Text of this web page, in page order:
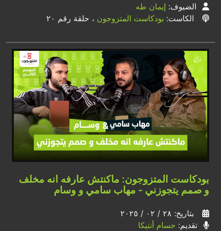
الضيوف: إيمان طه
الكاست: بودكاست المتزوجون ، حلقة رقم ٢٠
بودكاست المتزوجون: ماكنتش عارفه انه مخلف
و صمم يتجوزني - مهاب سامي و وسام
بتاريخ: ٢٨ / ٠٢ / ٢٠٢٥
تقديم: حسام أنتيكا